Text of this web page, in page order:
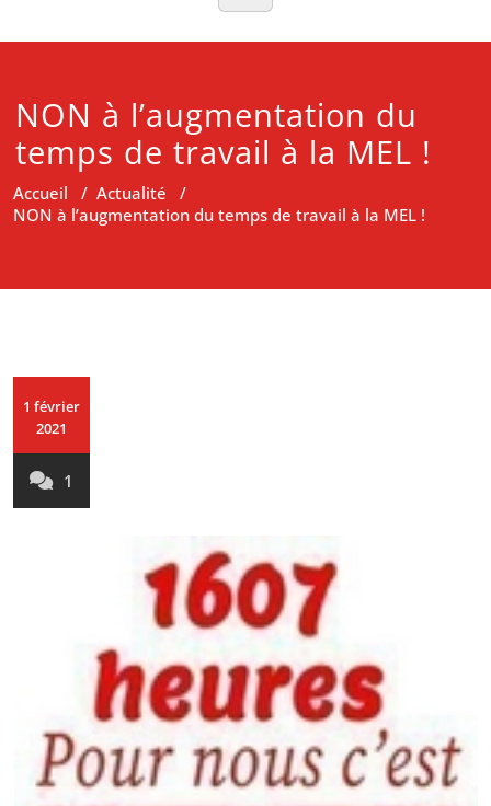
NON à l’augmentation du
temps de travail à la MEL !
Accueil / Actualité /
NON à l’augmentation du temps de travail à la MEL !
1 février
2021
1